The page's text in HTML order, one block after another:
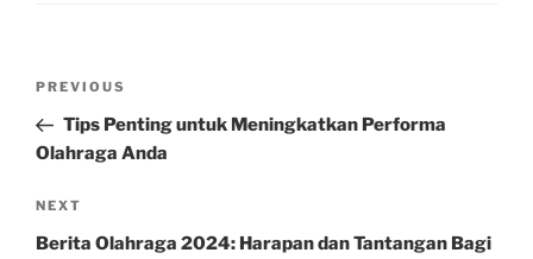
Previous
Post
PREVIOUS
Tips Penting untuk Meningkatkan Performa
Olahraga Anda
Next
Post
NEXT
Berita Olahraga 2024: Harapan dan Tantangan Bagi